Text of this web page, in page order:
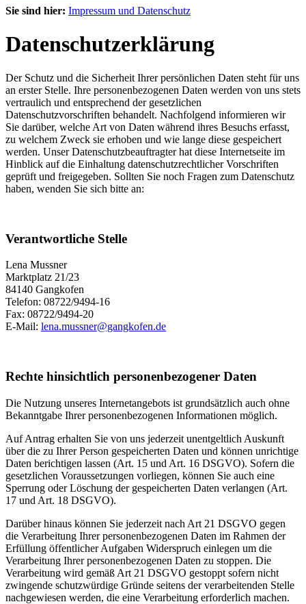
Sie sind hier: Impressum und Datenschutz
Datenschutzerklärung
Der Schutz und die Sicherheit Ihrer persönlichen Daten steht für uns
an erster Stelle. Ihre personenbezogenen Daten werden von uns stets
vertraulich und entsprechend der gesetzlichen
Datenschutzvorschriften behandelt. Nachfolgend informieren wir
Sie darüber, welche Art von Daten während ihres Besuchs erfasst,
zu welchem Zweck sie erhoben und wie lange diese gespeichert
werden. Unser Datenschutzbeauftragter hat diese Internetseite im
Hinblick auf die Einhaltung datenschutzrechtlicher Vorschriften
geprüft und freigegeben. Sollten Sie noch Fragen zum Datenschutz
haben, wenden Sie sich bitte an:
Verantwortliche Stelle
Lena Mussner
Marktplatz 21/23
84140 Gangkofen
Telefon: 08722/9494-16
Fax: 08722/9494-20
E-Mail: lena.mussner@gangkofen.de
Rechte hinsichtlich personenbezogener Daten
Die Nutzung unseres Internetangebots ist grundsätzlich auch ohne
Bekanntgabe Ihrer personenbezogenen Informationen möglich.
Auf Antrag erhalten Sie von uns jederzeit unentgeltlich Auskunft
über die zu Ihrer Person gespeicherten Daten und können unrichtige
Daten berichtigen lassen (Art. 15 und Art. 16 DSGVO). Sofern die
gesetzlichen Voraussetzungen vorliegen, können Sie auch eine
Sperrung oder Löschung der gespeicherten Daten verlangen (Art.
17 und Art. 18 DSGVO).
Darüber hinaus können Sie jederzeit nach Art 21 DSGVO gegen
die Verarbeitung Ihrer personenbezogenen Daten im Rahmen der
Erfüllung öffentlicher Aufgaben Widerspruch einlegen um die
Verarbeitung Ihrer personenbezogenen Daten zu stoppen. Die
Verarbeitung wird gemäß Art 21 DSGVO gestoppt sofern nicht
zwingende schutzwürdige Gründe seitens der verarbeitenden Stelle
nachgewiesen werden, die eine Verarbeitung erforderlich machen.